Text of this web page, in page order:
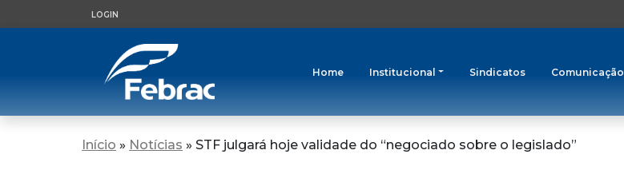
LOGIN
Home Institucional Sindicatos Comunicação
Início » Notícias » STF julgará hoje validade do “negociado sobre o legislado”